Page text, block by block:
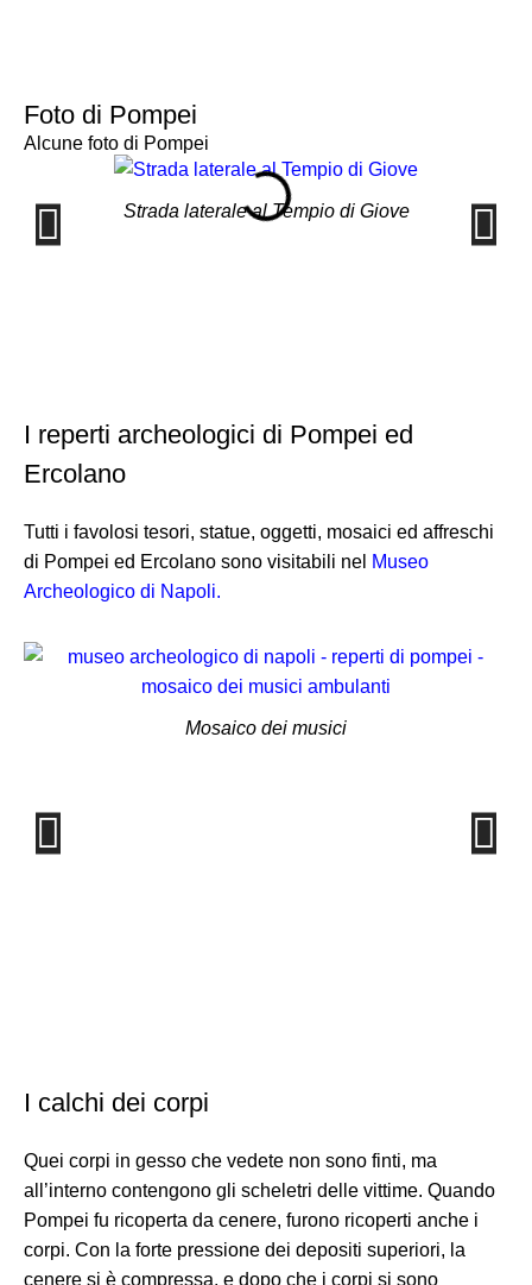
Foto di Pompei
Alcune foto di Pompei
Strada laterale al Tempio di Giove
I reperti archeologici di Pompei ed
Ercolano
Tutti i favolosi tesori, statue, oggetti, mosaici ed affreschi
di Pompei ed Ercolano sono visitabili nel Museo
Archeologico di Napoli.
Mosaico dei musici
I calchi dei corpi
Quei corpi in gesso che vedete non sono finti, ma
all’interno contengono gli scheletri delle vittime. Quando
Pompei fu ricoperta da cenere, furono ricoperti anche i
corpi. Con la forte pressione dei depositi superiori, la
cenere si è compressa, e dopo che i corpi si sono